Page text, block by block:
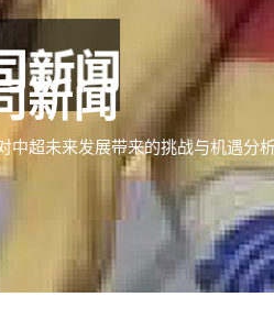
新闻
中超未来发展带来的挑战与机遇分